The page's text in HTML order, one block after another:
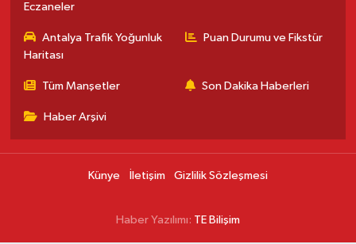
Eczaneler
Antalya Trafik Yoğunluk
Haritası
Puan Durumu ve Fikstür
Tüm Manşetler Son Dakika Haberleri
Haber Arşivi
Künye İletişim Gizlilik Sözleşmesi
Haber Yazılımı: TE Bilişim